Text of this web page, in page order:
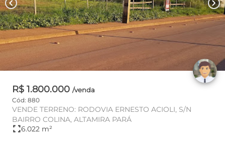
chevron_left chevron_right
R$ 1.800.000 /venda
Cód: 880
VENDE TERRENO: RODOVIA ERNESTO ACIOLI, S/N
BAIRRO COLINA, ALTAMIRA PARÁ
fullscreen6.022 m²